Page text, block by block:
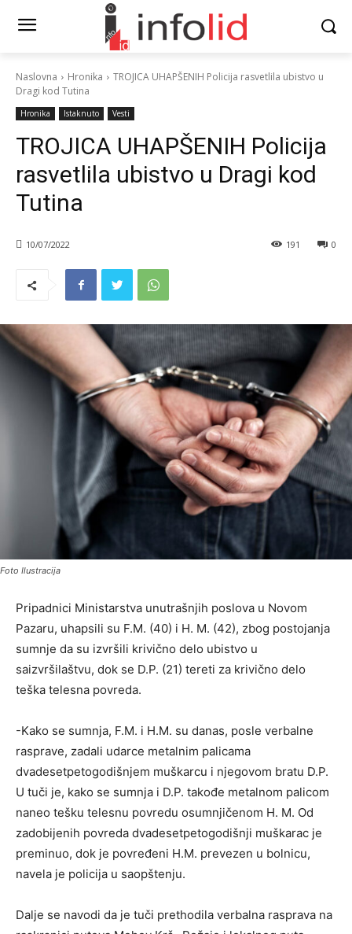
Naslovna Hronika
TROJICA UHAPŠENIH Policija rasvetlila ubistvo u
Dragi kod Tutina
Hronika Istaknuto Vesti
TROJICA UHAPŠENIH Policija
rasvetlila ubistvo u Dragi kod
Tutina
10/07/2022 0
191
Foto Ilustracija
Pripadnici Ministarstva unutrašnjih poslova u Novom
Pazaru, uhapsili su F.M. (40) i H. M. (42), zbog postojanja
sumnje da su izvršili krivično delo ubistvo u
saizvršilaštvu, dok se D.P. (21) tereti za krivično delo
teška telesna povreda.
-Kako se sumnja, F.M. i H.M. su danas, posle verbalne
rasprave, zadali udarce metalnim palicama
dvadesetpetogodišnjem muškarcu i njegovom bratu D.P.
U tuči je, kako se sumnja i D.P. takođe metalnom palicom
naneo tešku telesnu povredu osumnjičenom H. M. Od
zadobijenih povreda dvadesetpetogodišnji muškarac je
preminuo, dok je povređeni H.M. prevezen u bolnicu,
navela je policija u saopštenju.
Dalje se navodi da je tuči prethodila verbalna rasprava na